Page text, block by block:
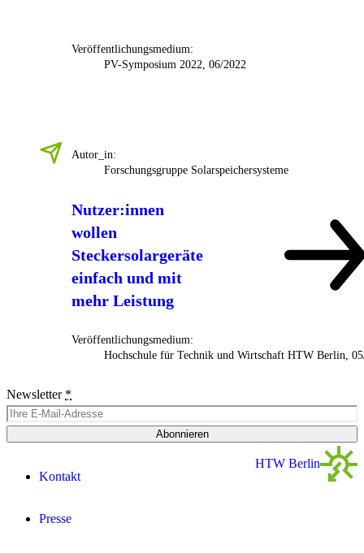
Veröffentlichungsmedium:
PV-Symposium 2022, 06/2022
Autor_in:
Forschungsgruppe Solarspeichersysteme
Nutzer:innen
wollen
Steckersolargeräte
einfach und mit
mehr Leistung
Veröffentlichungsmedium:
Hochschule für Technik und Wirtschaft HTW Berlin,
Newsletter *
Abonnieren
Kontakt
Presse
HTW Berlin